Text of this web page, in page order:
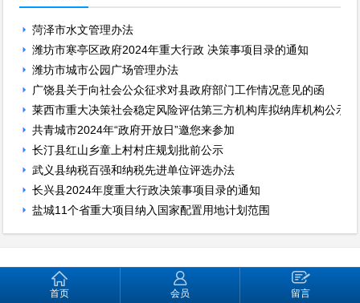
菏泽市水文管理办法
潍坊市寒亭区政府2024年重大行政 决策事项目录的通知
潍坊市城市公园广场管理办法
广饶县关于向社会公众征求对县政府部门工作情况意见的函
莱西市重大决策社会稳定风险评估第三方机构库拟纳库机构公示
共青城市2024年“政府开放日”邀您来参加
长汀县红山乡童上村村庄规划批前公示
武义县纳税百强和纳税先进单位评选办法
长兴县2024年度重大行政决策事项目录的通知
盐城11个省重大项目纳入国家配置用地计划范围
主办单位：中国县域 运行维护单位：中国县域
版权所有：中国县域网 中国县域QQ:1581746470
首页 会员 留言